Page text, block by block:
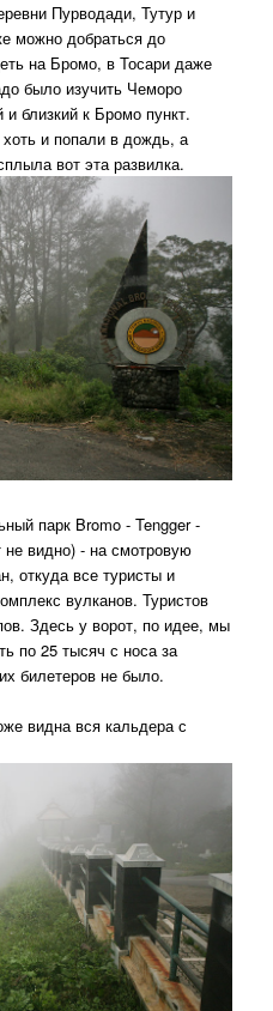
Пурводади, Тутур и
можно добраться до
на Бромо, в Тосари даже
было изучить Чеморо
близкий к Бромо пункт.
и попали в дождь, а
вот эта развилка.
парк Bromo - Tengger -
видно) - на смотровую
откуда все туристы и
вулканов. Туристов
Здесь у ворот, по идее, мы
по 25 тысяч с носа за
билетеров не было.
видна вся кальдера с